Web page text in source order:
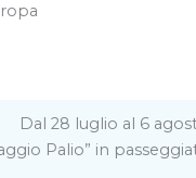
Dal 28 luglio al 6
Palio” in